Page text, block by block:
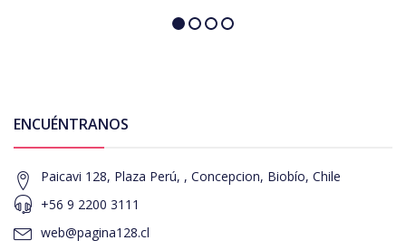
ENCUÉNTRANOS
Paicavi 128, Plaza Perú, , Concepcion, Biobío, Chile
+56 9 2200 3111
web@pagina128.cl